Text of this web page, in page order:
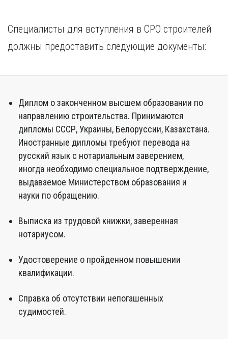
Специалисты для вступления в СРО строителей
должны предоставить следующие документы:
Диплом о законченном высшем образовании по
направлению строительства. Принимаются
дипломы СССР, Украины, Белоруссии, Казахстана.
Иностранные дипломы требуют перевода на
русский язык с нотариальным заверением,
иногда необходимо специальное подтверждение,
выдаваемое Министерством образования и
науки по обращению.
Выписка из трудовой книжки, заверенная
нотариусом.
Удостоверение о пройденном повышении
квалификации.
Справка об отсутствии непогашенных
судимостей.